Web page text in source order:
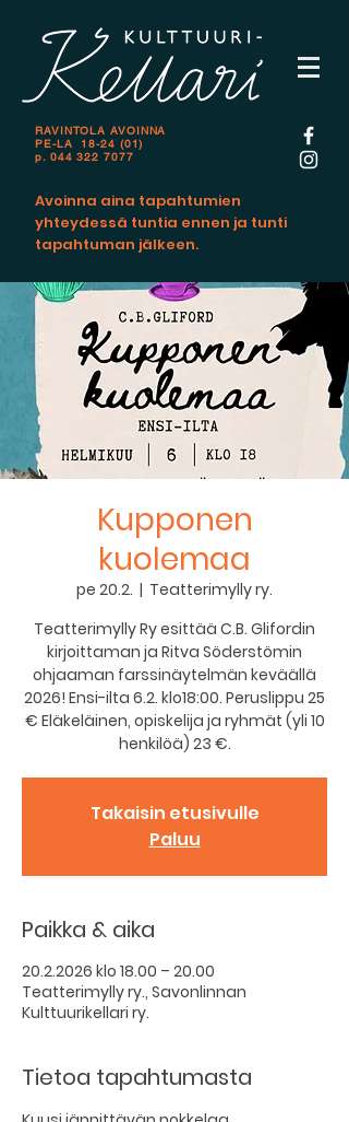
RAVINTOLA AVOINNA
PE-LA 18-24 (01)
p. 044 322 7077
Avoinna aina tapahtumien
yhteydessä tuntia ennen ja tunti
tapahtuman jälkeen.
Kupponen
kuolemaa
pe 20.2.
  |
Teatterimylly ry.
Teatterimylly Ry esittää C.B. Glifordin
kirjoittaman ja Ritva Söderstömin
ohjaaman farssinäytelmän keväällä
2026! Ensi-ilta 6.2. klo18:00. Peruslippu 25
€ Eläkeläinen, opiskelija ja ryhmät (yli 10
henkilöä) 23 €.
Takaisin etusivulle
Paluu
Paikka & aika
20.2.2026 klo 18.00 – 20.00
Teatterimylly ry., Savonlinnan
Kulttuurikellari ry.
Tietoa tapahtumasta